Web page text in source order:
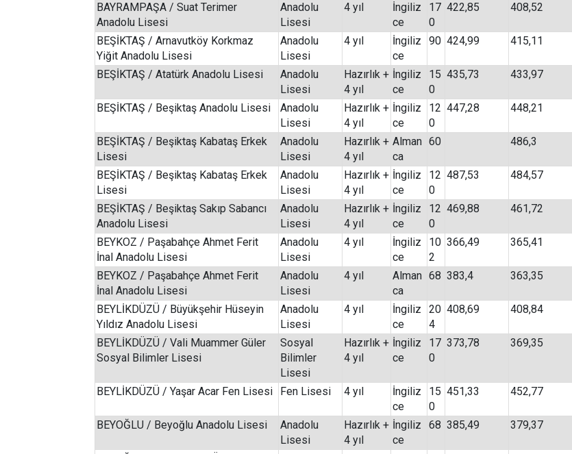
BAYRAMPAŞA / Suat Terimer
Anadolu Lisesi
Anadolu
Lisesi
4 yıl
İngiliz
ce
17
0
422,85 408,52
BEŞİKTAŞ / Arnavutköy Korkmaz
Yiğit Anadolu Lisesi
Anadolu
Lisesi
4 yıl
İngiliz
ce
90 424,99 415,11
BEŞİKTAŞ / Atatürk Anadolu Lisesi
Anadolu
Lisesi
Hazırlık +
4 yıl
İngiliz
ce
15
0
435,73 433,97
BEŞİKTAŞ / Beşiktaş Anadolu Lisesi
Anadolu
Lisesi
Hazırlık +
4 yıl
İngiliz
ce
12
0
447,28 448,21
BEŞİKTAŞ / Beşiktaş Kabataş Erkek
Lisesi
Anadolu
Lisesi
Hazırlık +
4 yıl
Alman
ca
60 486,3
BEŞİKTAŞ / Beşiktaş Kabataş Erkek
Lisesi
Anadolu
Lisesi
Hazırlık +
4 yıl
İngiliz
ce
12
0
487,53 484,57
BEŞİKTAŞ / Beşiktaş Sakıp Sabancı
Anadolu Lisesi
Anadolu
Lisesi
Hazırlık +
4 yıl
İngiliz
ce
12
0
469,88 461,72
BEYKOZ / Paşabahçe Ahmet Ferit
İnal Anadolu Lisesi
Anadolu
Lisesi
4 yıl
İngiliz
ce
10
2
366,49 365,41
BEYKOZ / Paşabahçe Ahmet Ferit
İnal Anadolu Lisesi
Anadolu
Lisesi
4 yıl
Alman
ca
68 383,4 363,35
BEYLİKDÜZÜ / Büyükşehir Hüseyin
Yıldız Anadolu Lisesi
Anadolu
Lisesi
4 yıl
İngiliz
ce
20
4
408,69 408,84
BEYLİKDÜZÜ / Vali Muammer Güler
Sosyal Bilimler Lisesi
Sosyal
Bilimler
Lisesi
Hazırlık +
4 yıl
İngiliz
ce
17
0
373,78 369,35
BEYLİKDÜZÜ / Yaşar Acar Fen Lisesi Fen Lisesi 4 yıl
İngiliz
ce
15
0
451,33 452,77
BEYOĞLU / Beyoğlu Anadolu Lisesi
Anadolu
Lisesi
Hazırlık +
4 yıl
İngiliz
ce
68 385,49 379,37